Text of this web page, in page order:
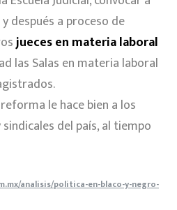
después a proceso de
jueces en materia laboral
las Salas en materia laboral
le hace bien a los
del país, al tiempo
analisis/politica-en-blaco-y-negro-